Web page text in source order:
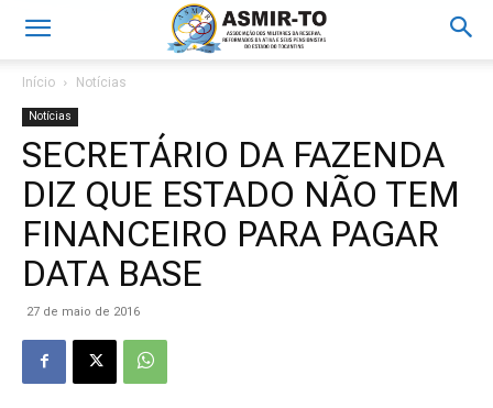
Início Notícias
Notícias
SECRETÁRIO DA FAZENDA
DIZ QUE ESTADO NÃO TEM
FINANCEIRO PARA PAGAR
DATA BASE
27 de maio de 2016